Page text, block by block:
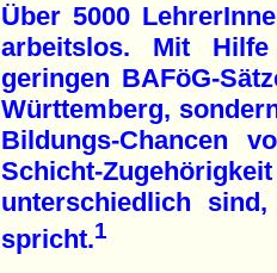
Über 5000
arbeitslos. Mit
geringen BAFöG-
Württemberg,
Bildungs-Chancen
Schicht-
unterschiedlich
spricht.1